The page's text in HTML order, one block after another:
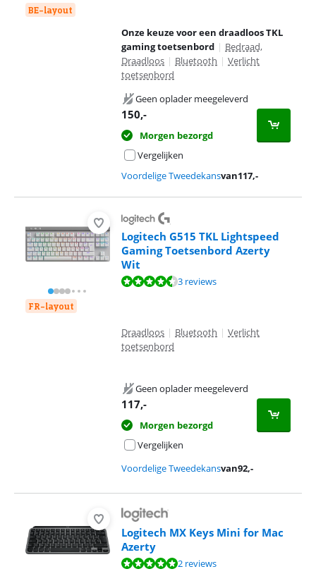
BE-layout
Onze keuze voor een draadloos TKL
gaming toetsenbord | Bedraad,
Draadloos | Bluetooth | Verlicht
toetsenbord
Geen oplader meegeleverd
150,-
Morgen bezorgd
Vergelijken
Voordelige Tweedekansvan117,-
FR-layout
Logitech G515 TKL Lightspeed
Gaming Toetsenbord Azerty
Wit
Beoordeling is 8,7 van de 10, gebaseerd op 3 reviews.
3 reviews
Draadloos | Bluetooth | Verlicht
toetsenbord
Geen oplader meegeleverd
117,-
Morgen bezorgd
Vergelijken
Voordelige Tweedekansvan92,-
Logitech MX Keys Mini for Mac
Azerty
Beoordeling is 9,6 van de 10, gebaseerd op 2 reviews.
2 reviews